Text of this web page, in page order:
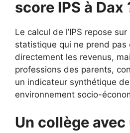
score IPS à Dax
Le calcul de l’IPS repose
statistique qui ne prend pas
directement les revenus,
professions des parents,
un indicateur synthétique
environnement socio-
Un collège